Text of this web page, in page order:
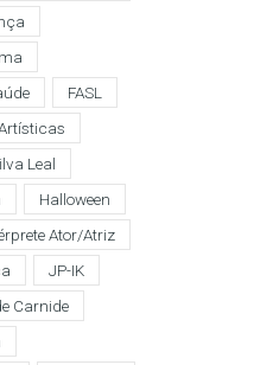
FASL
Leal
Halloween
Ator/Atriz
JP-IK
Carnide